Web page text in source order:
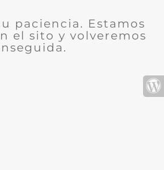
paciencia. Estamos
el sito y volveremos